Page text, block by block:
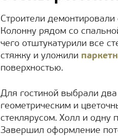
Строители
Колонну рядом со
чего отштукатурили все
стяжку и уложили
поверхностью.
Для гостиной выбрали
геометрическим и
стеклярусом. Холл и одну
Завершил оформление